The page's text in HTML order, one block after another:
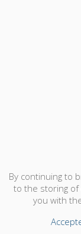
By continuing to
to the storing of
you with